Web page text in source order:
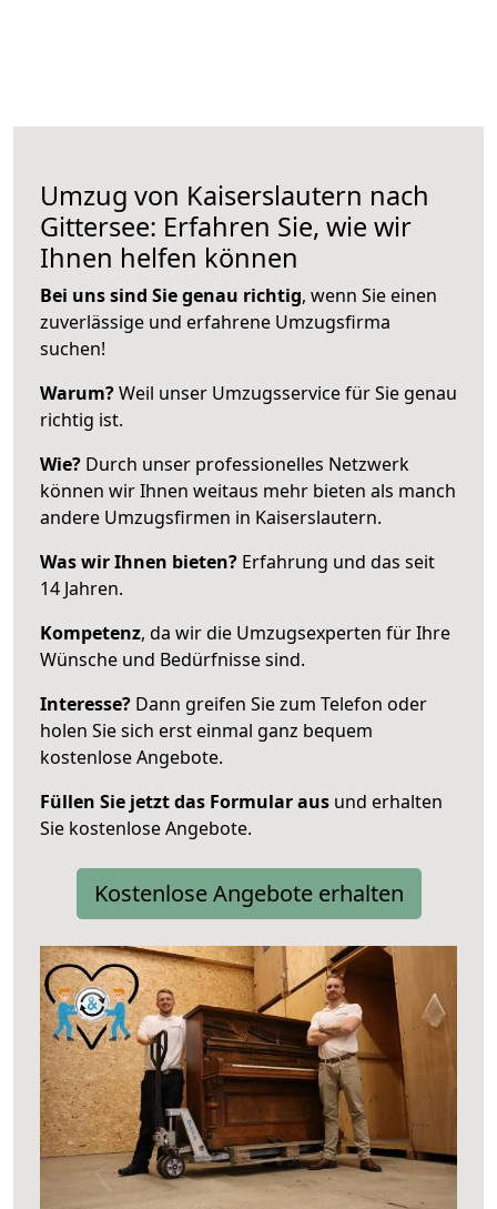
Umzug von Kaiserslautern nach
Gittersee: Erfahren Sie, wie wir
Ihnen helfen können
Bei uns sind Sie genau richtig, wenn Sie einen
zuverlässige und erfahrene Umzugsfirma
suchen!
Warum?Weil unser Umzugsservice für Sie genau
richtig ist.
Wie? Durch unser professionelles Netzwerk
können wir Ihnen weitaus mehr bieten als manch
andere Umzugsfirmen in Kaiserslautern.
Was wir Ihnen bieten? Erfahrung und das seit
14 Jahren.
Kompetenz, da wir die Umzugsexperten für Ihre
Wünsche und Bedürfnisse sind.
Interesse? Dann greifen Sie zum Telefon oder
holen Sie sich erst einmal ganz bequem
kostenlose Angebote.
Füllen Sie jetzt das Formular aus und erhalten
Sie kostenlose Angebote.
Kostenlose Angebote erhalten